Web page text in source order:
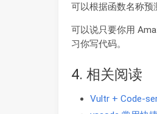
可以根据函数名称预
可以说只要你用
习你写代码。
4. 相关阅读
Vultr + Code-